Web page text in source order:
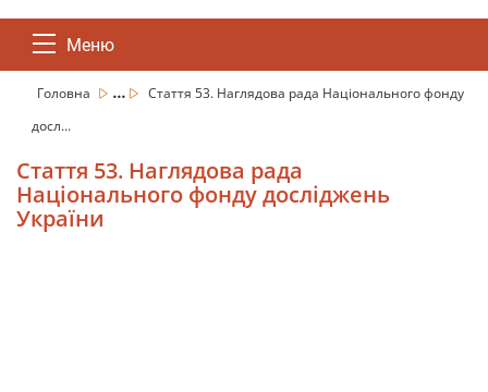
Меню
Головна ...
Стаття 53. Наглядова рада Національного фонду
досл...
Стаття 53. Наглядова рада
Національного фонду досліджень
України